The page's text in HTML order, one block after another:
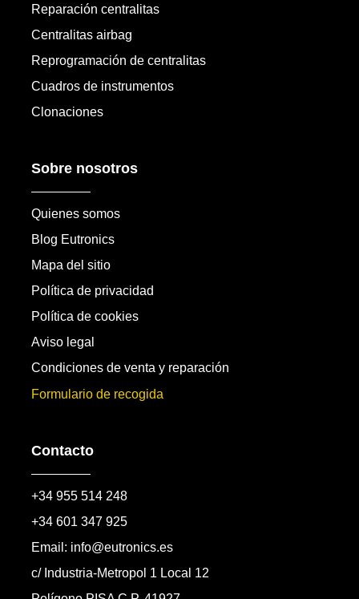
Reparación centralitas
Centralitas airbag
Reprogramación de centralitas
Cuadros de instrumentos
Clonaciones
Sobre nosotros
Quienes somos
Blog Eutronics
Mapa del sitio
Política de privacidad
Política de cookies
Aviso legal
Condiciones de venta y reparación
Formulario de recogida
Contacto
+34 955 514 248
+34 601 347 925
Email: info@eutronics.es
c/ Industria-Metropol 1 Local 12